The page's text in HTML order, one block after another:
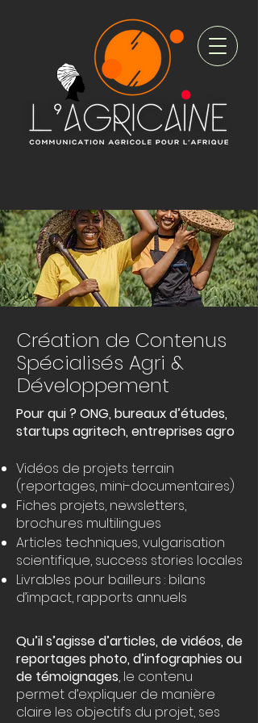
Création de Contenus
Spécialisés Agri &
Développement
Pour qui ? ONG, bureaux d’études,
startups agritech, entreprises agro
Vidéos de projets terrain
(reportages, mini-documentaires)
Fiches projets, newsletters,
brochures multilingues
Articles techniques, vulgarisation
scientifique, success stories locales
Livrables pour bailleurs : bilans
d’impact, rapports annuels
Qu’il s’agisse d’articles, de vidéos, de
reportages photo, d’infographies ou
de témoignages, le contenu
permet d’expliquer de manière
claire les objectifs du projet, ses